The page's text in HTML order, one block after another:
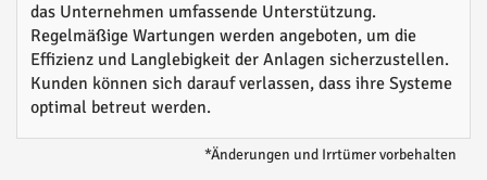
das Unternehmen umfassende Unterstützung.
Regelmäßige Wartungen werden angeboten, um die
Effizienz und Langlebigkeit der Anlagen sicherzustellen.
Kunden können sich darauf verlassen, dass ihre Systeme
optimal betreut werden.
*Änderungen und Irrtümer vorbehalten